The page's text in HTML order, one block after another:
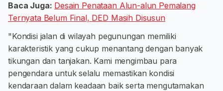
Baca Juga: Desain Penataan Alun-alun Pemalang
Ternyata Belum Final, DED Masih Disusun
"Kondisi jalan di wilayah pegunungan memiliki
karakteristik yang cukup menantang dengan banyak
tikungan dan tanjakan. Kami mengimbau para
pengendara untuk selalu memastikan kondisi
kendaraan dalam keadaan baik serta mengutamakan